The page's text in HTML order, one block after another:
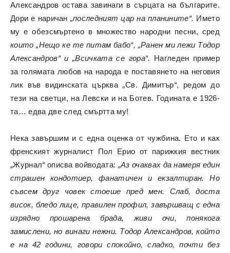
Александров остава завинаги в сърцата на българите.
Дори е наричан „последният цар на планините“. Името
му е обезсмъртено в множество народни песни, сред
които „Нещо ке те питам бабо“, „Ранен ми лежи Тодор
Александров“ и „Всичката се гора“. Нагледен пример
за голямата любов на народа е поставянето на неговия
лик във видинската църква „Св. Димитър“, редом до
тези на светци, на Левски и на Ботев. Годината е 1926-
та… едва две след смъртта му!
Нека завършим и с една оценка от чужбина. Ето и как
френският журналист Пол Ерио от парижкия вестник
„Журнал“описва войводата: „Аз очаквах да намеря един
страшен кондотиер, фанатичен и екзалтиран. Но
съвсем друг човек стоеше пред мен. Слаб, доста
висок, бледо лице, правилен профил, завършващ с една
изрядно прошарена брада, живи очи, понякога
замислени, но винаги нежни. Тодор Александров, който
е на 42 години, говори спокойно, сладко, почти без